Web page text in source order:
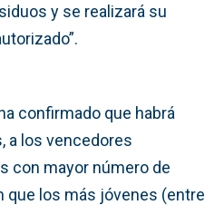
y se realizará su
confirmado que habrá
a los vencedores
con mayor número de
que los más jóvenes (entre